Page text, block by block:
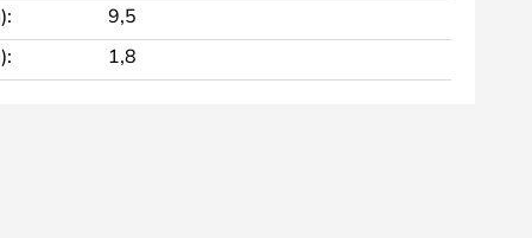
9,5
1,8